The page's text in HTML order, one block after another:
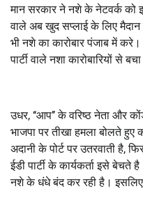
मान सरकार ने नशे के नेटवर्क को
वाले अब खुद सप्लाई के लिए
भी नशे का कारोबार पंजाब में
पार्टी वाले नशा कारोबारियों से
उधर, ‘‘आप’’ के वरिष्ठ नेता और
भाजपा पर तीखा हमला बोलते हुए
अदानी के पोर्ट पर उतरवाती है,
ईडी पार्टी के कार्यकर्ता इसे
नशे के धंधे बंद कर रही है। इसलिए